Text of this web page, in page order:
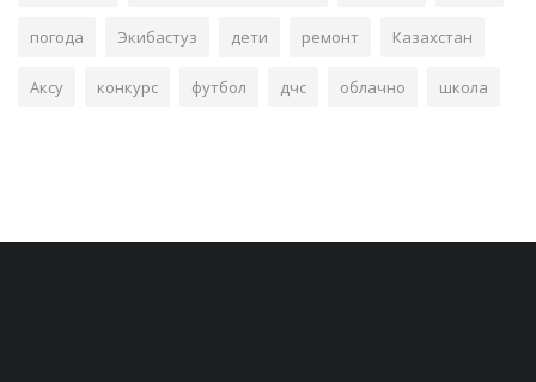
погода Экибастуз дети ремонт Казахстан
Аксу конкурс футбол дчс облачно школа